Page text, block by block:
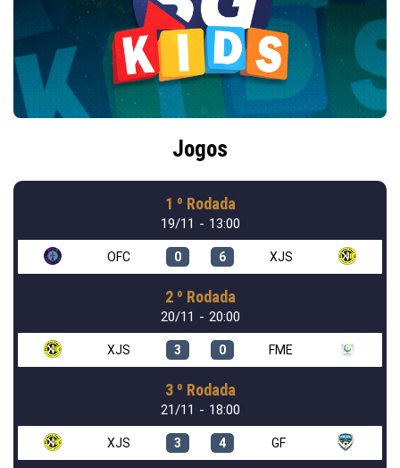
Jogos
1 º Rodada
19/11 - 13:00
OFC 0 6 XJS
2 º Rodada
20/11 - 20:00
XJS 3 0 FME
3 º Rodada
21/11 - 18:00
XJS 3 4 GF